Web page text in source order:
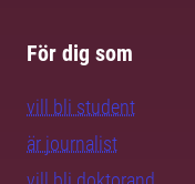
För dig som
vill bli student
är journalist